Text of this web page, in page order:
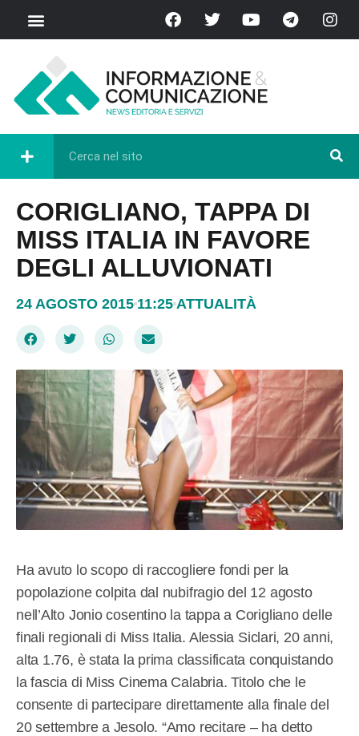
CORIGLIANO, TAPPA DI
MISS ITALIA IN FAVORE
DEGLI ALLUVIONATI
24 AGOSTO 2015 11:25 ATTUALITÀ
Ha avuto lo scopo di raccogliere fondi per la
popolazione colpita dal nubifragio del 12 agosto
nell’Alto Jonio cosentino la tappa a Corigliano delle
finali regionali di Miss Italia. Alessia Siclari, 20 anni,
alta 1.76, è stata la prima classificata conquistando
la fascia di Miss Cinema Calabria. Titolo che le
consente di partecipare direttamente alla finale del
20 settembre a Jesolo. “Amo recitare – ha detto